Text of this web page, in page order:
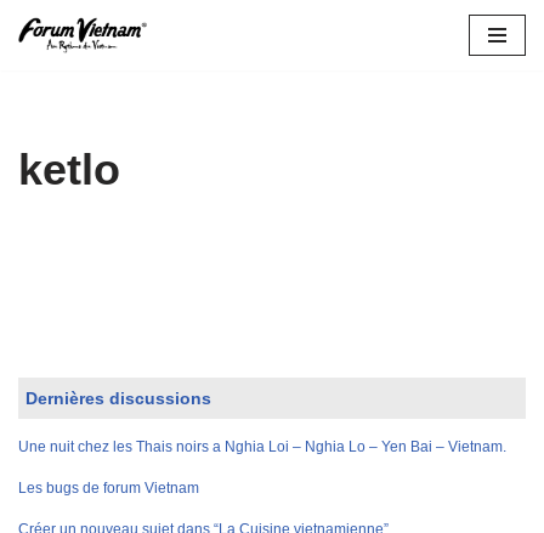
ketlo
Dernières discussions
Une nuit chez les Thais noirs a Nghia Loi – Nghia Lo – Yen Bai – Vietnam.
Les bugs de forum Vietnam
Créer un nouveau sujet dans “La Cuisine vietnamienne”